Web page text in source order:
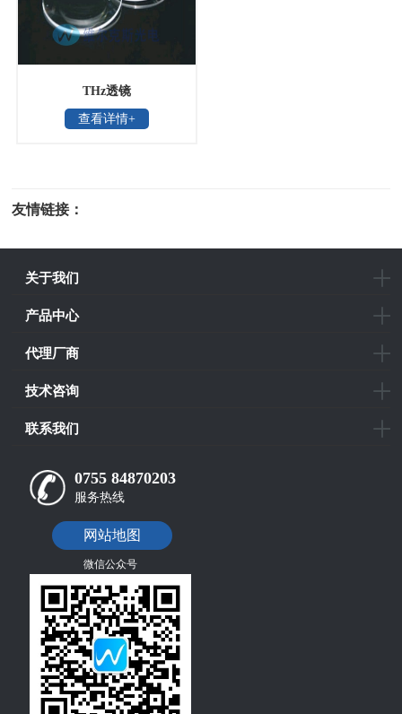
THz透镜
查看详情+
友情链接：
关于我们
产品中心
代理厂商
技术咨询
联系我们
0755 84870203
服务热线
网站地图
微信公众号